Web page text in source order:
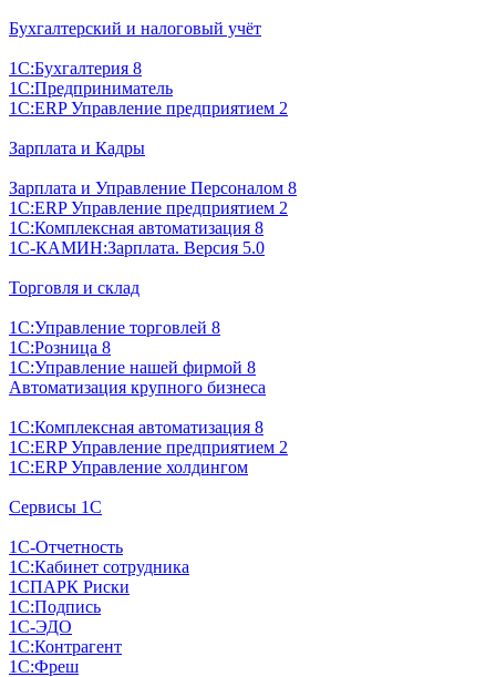
Бухгалтерский и налоговый учёт
1С:Бухгалтерия 8
1С:Предприниматель
1С:ERP Управление предприятием 2
Зарплата и Кадры
Зарплата и Управление Персоналом 8
1С:ERP Управление предприятием 2
1С:Комплексная автоматизация 8
1С-КАМИН:Зарплата. Версия 5.0
Торговля и склад
1С:Управление торговлей 8
1С:Розница 8
1С:Управление нашей фирмой 8
Автоматизация крупного бизнеса
1С:Комплексная автоматизация 8
1С:ERP Управление предприятием 2
1С:ERP Управление холдингом
Сервисы 1С
1С-Отчетность
1С:Кабинет сотрудника
1СПАРК Риски
1С:Подпись
1С-ЭДО
1С:Контрагент
1С:Фреш